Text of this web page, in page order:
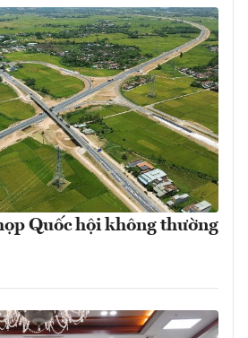
Quốc hội không thường